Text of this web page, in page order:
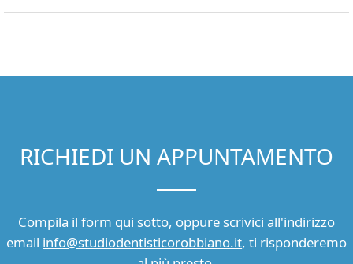
RICHIEDI UN APPUNTAMENTO
Compila il form qui sotto, oppure scrivici all'indirizzo
email info@studiodentisticorobbiano.it, ti risponderemo